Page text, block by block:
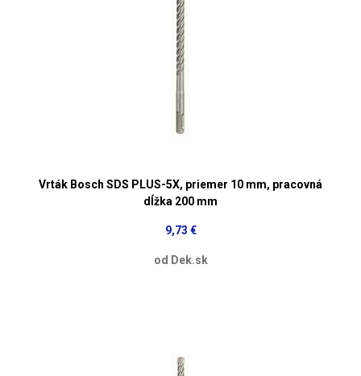
Vrták Bosch SDS PLUS-5X, priemer 10 mm, pracovná
dĺžka 200 mm
9,73 €
od Dek.sk